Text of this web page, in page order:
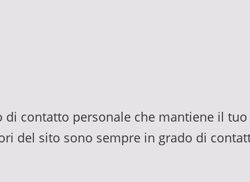
contatto personale che mantiene il
del sito sono sempre in grado di